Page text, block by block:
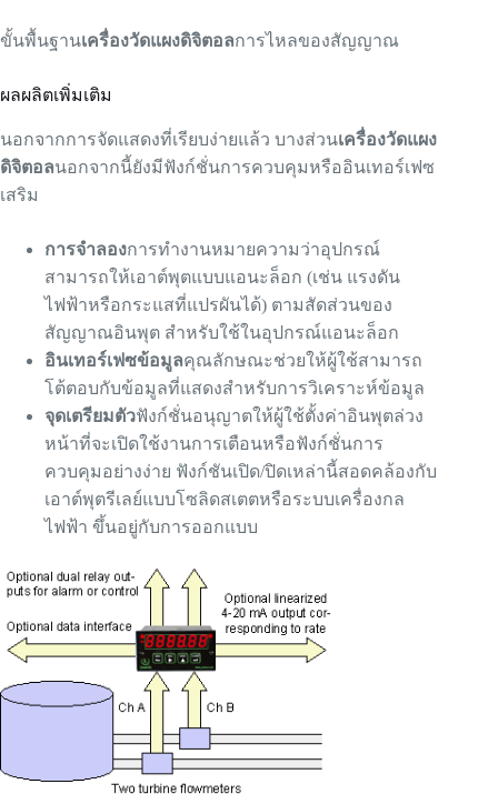
ขั้นพื้นฐานเครื่องวัดแผงดิจิตอลการไหลของสัญญาณ
ผลผลิตเพิ่มเติม
นอกจากการจัดแสดงที่เรียบง่ายแล้ว บางส่วนเครื่องวัดแผง
ดิจิตอลนอกจากนี้ยังมีฟังก์ชั่นการควบคุมหรืออินเทอร์เฟซ
เสริม
การจำลองการทำงานหมายความว่าอุปกรณ์
สามารถให้เอาต์พุตแบบแอนะล็อก (เช่น แรงดัน
ไฟฟ้าหรือกระแสที่แปรผันได้) ตามสัดส่วนของ
สัญญาณอินพุต สำหรับใช้ในอุปกรณ์แอนะล็อก
อินเทอร์เฟซข้อมูลคุณลักษณะช่วยให้ผู้ใช้สามารถ
โต้ตอบกับข้อมูลที่แสดงสำหรับการวิเคราะห์ข้อมูล
จุดเตรียมตัวฟังก์ชั่นอนุญาตให้ผู้ใช้ตั้งค่าอินพุตล่วง
หน้าที่จะเปิดใช้งานการเตือนหรือฟังก์ชั่นการ
ควบคุมอย่างง่าย ฟังก์ชันเปิด/ปิดเหล่านี้สอดคล้องกับ
เอาต์พุตรีเลย์แบบโซลิดสเตตหรือระบบเครื่องกล
ไฟฟ้า ขึ้นอยู่กับการออกแบบ